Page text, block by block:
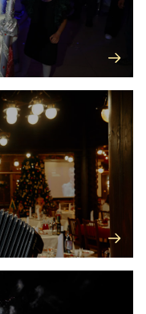
программа —
призы в
веселья